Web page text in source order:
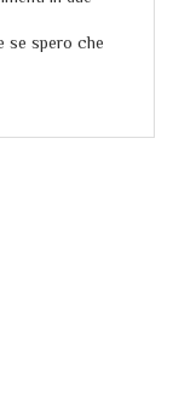
se spero che